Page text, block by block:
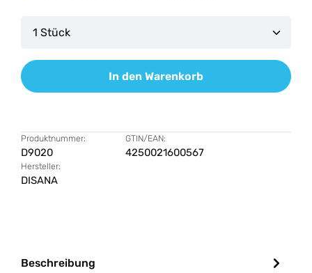
Produkt Anzahl: Gib den gewünschten Wert
In den Warenkorb
Produktnummer:
D9020
GTIN/EAN:
4250021600567
Hersteller:
DISANA
Beschreibung